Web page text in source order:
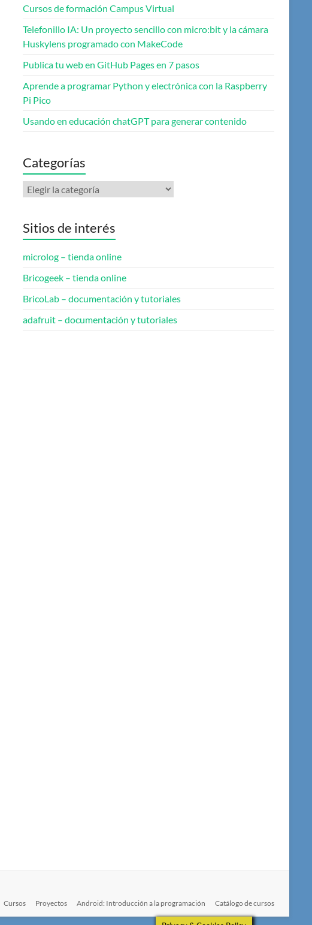
Cursos de formación Campus Virtual
Telefonillo IA: Un proyecto sencillo con micro:bit y la cámara
Huskylens programado con MakeCode
Publica tu web en GitHub Pages en 7 pasos
Aprende a programar Python y electrónica con la Raspberry
Pi Pico
Usando en educación chatGPT para generar contenido
Categorías
Categorías
Sitios de interés
microlog – tienda online
Bricogeek – tienda online
BricoLab – documentación y tutoriales
adafruit – documentación y tutoriales
Cursos Proyectos Android: Introducción a la programación Catálogo de cursos